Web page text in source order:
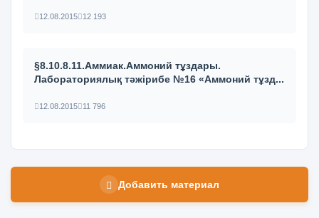
12.08.2015 12 193
§8.10.8.11.Аммиак.Аммоний тұздары.
Лабораториялық тәжірибе №16 «Аммоний тұзд...
12.08.2015 11 796
Добавить материал